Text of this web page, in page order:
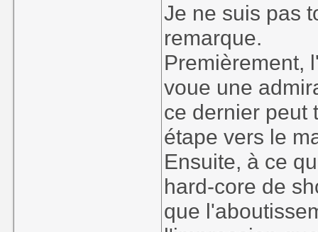
Je ne suis pas
remarque.
Premièrement,
voue une
ce dernier peut
étape vers le
Ensuite, à ce
hard-core de
que